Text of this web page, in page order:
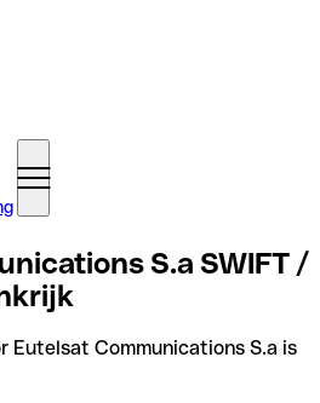
S.a SWIFT /
Eutelsat Communications S.a is